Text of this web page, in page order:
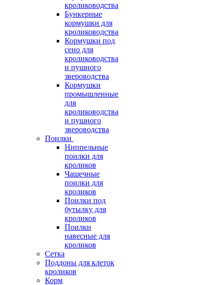
кролиководства
Бункерные
кормушки для
кролиководства
Кормушки под
сено для
кролиководства
и пушного
звероводства
Кормушки
промышленные
для
кролиководства
и пушного
звероводства
Поилки
Ниппельные
поилки для
кроликов
Чашечные
поилки для
кроликов
Поилки под
бутылку для
кроликов
Поилки
навесные для
кроликов
Сетка
Поддоны для клеток
кроликов
Корм